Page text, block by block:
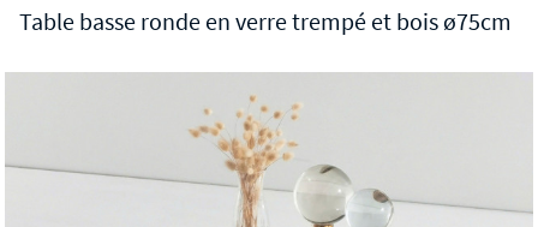
Table basse ronde en verre trempé et bois ø75cm